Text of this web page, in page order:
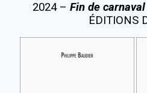
2024 – Fin de
ÉDITIONS